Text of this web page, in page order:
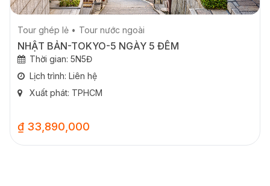
Tour ghép lẻ Tour nước ngoài
NHẬT BẢN-TOKYO-5 NGÀY 5 ĐÊM
Thời gian: 5N5Đ
Lịch trình: Liên hệ
Xuất phát: TPHCM
₫ 33,890,000